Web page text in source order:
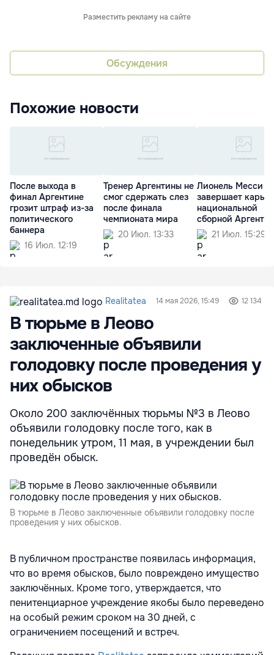
Разместить рекламу на сайте
Обсуждения
Похожие новости
После выхода в
финал Аргентине
грозит штраф из-за
политического
баннера
16 Июл. 12:19
Тренер Аргентины не
смог сдержать слез
после финала
чемпионата мира
20 Июл. 13:33
Лионель Месси
завершает
национальной
сборной
21 Июл. 15:29
Realitatea 14 мая 2026, 15:49 12 134
В тюрьме в Леово
заключенные объявили
голодовку после проведения у
них обысков
Около 200 заключённых тюрьмы №3 в Леово
объявили голодовку после того, как в
понедельник утром, 11 мая, в учреждении был
проведён обыск.
В тюрьме в Леово заключенные объявили голодовку после
проведения у них обысков.
В публичном пространстве появилась информация,
что во время обысков, было повреждено имущество
заключённых. Кроме того, утверждается, что
пенитенциарное учреждение якобы было переведено
на особый режим сроком на 30 дней, с
ограничением посещений и встреч.